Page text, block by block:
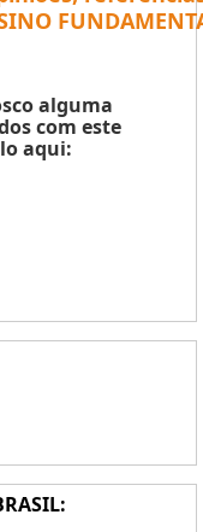
alguma
com este
aqui: